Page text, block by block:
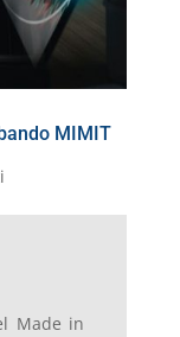
MIMIT
Made in